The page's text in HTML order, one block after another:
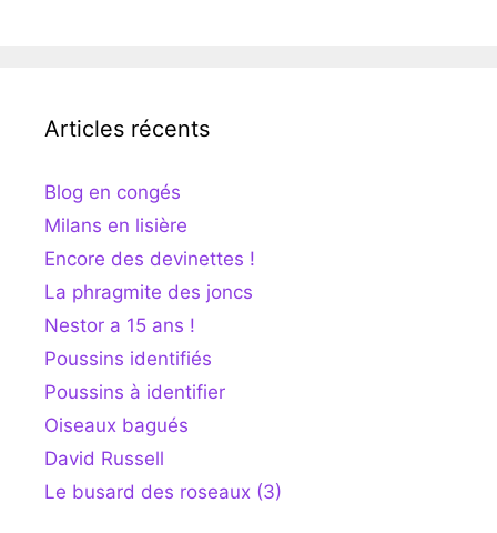
Articles récents
Blog en congés
Milans en lisière
Encore des devinettes !
La phragmite des joncs
Nestor a 15 ans !
Poussins identifiés
Poussins à identifier
Oiseaux bagués
David Russell
Le busard des roseaux (3)